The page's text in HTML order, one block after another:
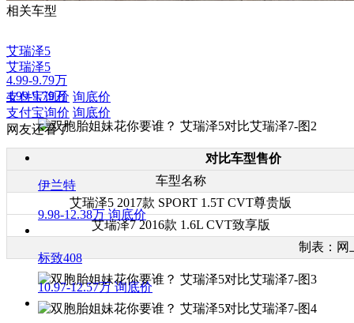
艾瑞泽5
4.99-9.79万
支付宝询价 询底价
对比车型售价
车型名称
艾瑞泽5 2017款 SPORT 1.5T CVT尊贵版
艾瑞泽7 2016款 1.6L CVT致享版
制表：网
相关车型
艾瑞泽5
4.99-9.79万
支付宝询价 询底价
网友还看了
伊兰特
9.98-12.38万 询底价
标致408
10.97-12.57万 询底价